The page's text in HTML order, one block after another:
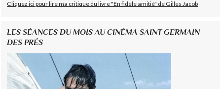
Cliquez ici pour lire ma critique du livre "En fidèle amitié" de Gilles Jacob
LES SÉANCES DU MOIS AU CINÉMA SAINT GERMAIN
DES PRÉS